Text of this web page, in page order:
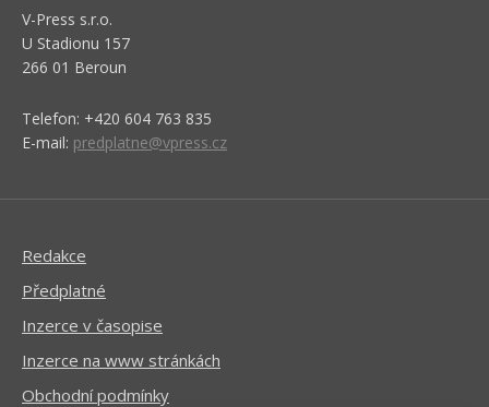
V-Press s.r.o.
U Stadionu 157
266 01 Beroun
Telefon: +420 604 763 835
E-mail: predplatne@vpress.cz
Redakce
Předplatné
Inzerce v časopise
Inzerce na www stránkách
Obchodní podmínky